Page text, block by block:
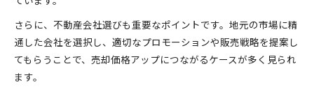
さらに、不動産会社選びも重要なポイントです。地元の市場に精
通した会社を選択し、適切なプロモーションや販売戦略を提案し
てもらうことで、売却価格アップにつながるケースが多く見られ
ます。